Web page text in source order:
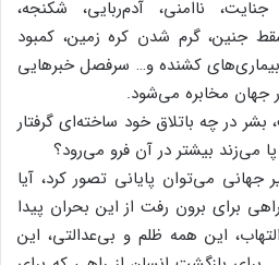
ناامنی، آدم‌ربایی، شکنجه،
جنین، گرم شدن کره زمین، کمبود
بیماری‌های کشنده و… سرفصل خبرهایی
جهان مخابره می‌شود.
بشر در چه باتلاق خود ساخته‌ای گرفتار
می‌زند بیشتر در آن فرو می‌رود؟
جهانی می‌توان پایانی تصور کرد، آیا
برای برون رفت از این بحران پیدا
این همه ظلم و بی‌عدالتی، این